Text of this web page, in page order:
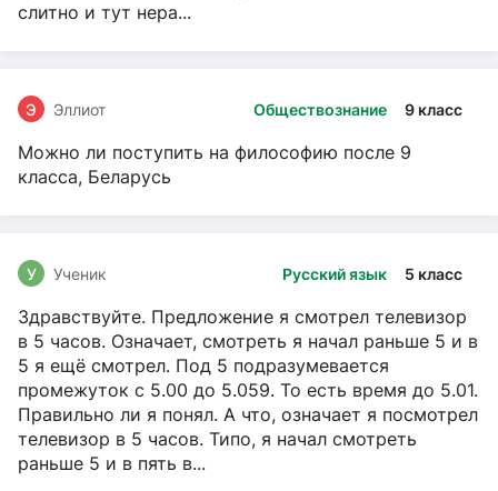
слитно и тут нера...
Обществознание 9 класс
Э Эллиот
Можно ли поступить на философию после 9
класса, Беларусь
Русский язык 5 класс
У Ученик
Здравствуйте. Предложение я смотрел телевизор
в 5 часов. Означает, смотреть я начал раньше 5 и в
5 я ещё смотрел. Под 5 подразумевается
промежуток с 5.00 до 5.059. То есть время до 5.01.
Правильно ли я понял. А что, означает я посмотрел
телевизор в 5 часов. Типо, я начал смотреть
раньше 5 и в пять в...